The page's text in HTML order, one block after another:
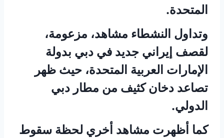
المتحدة.
وتداول النشطاء مشاهد، مزعومة،
لقصف إيراني جديد في دبي بدولة
الإمارات العربية المتحدة، حيث ظهر
تصاعد دخان كثيف من مطار دبي
الدولي.
كما أظهرت مشاهد أخري لحظة سقوط